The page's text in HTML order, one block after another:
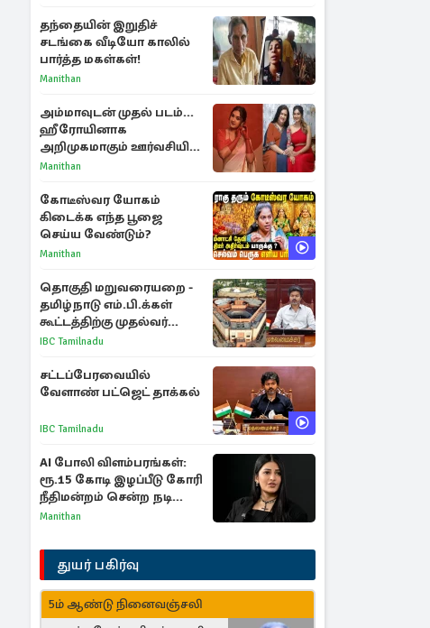
தந்தையின் இறுதிச்
சடங்கை வீடியோ காலில்
பார்த்த மகள்கள்!
Manithan
அம்மாவுடன் முதல் படம்...
ஹீரோயினாக
அறிமுகமாகும் ஊர்வசியின்
மகள் தேஜலட்சுமி!
Manithan
கோடீஸ்வர யோகம்
கிடைக்க எந்த பூஜை
செய்ய வேண்டும்?
Manithan
தொகுதி மறுவரையறை -
தமிழ்நாடு எம்.பி.க்கள்
கூட்டத்திற்கு முதல்வர்
விஜய் அழைப்பு
IBC Tamilnadu
சட்டப்பேரவையில்
வேளாண் பட்ஜெட் தாக்கல்
IBC Tamilnadu
AI போலி விளம்பரங்கள்:
ரூ.15 கோடி இழப்பீடு கோரி
நீதிமன்றம் சென்ற நடிகை
ஸ்ருதி ஹாசன்!
Manithan
துயர் பகிர்வு
5ம் ஆண்டு நினைவஞ்சலி